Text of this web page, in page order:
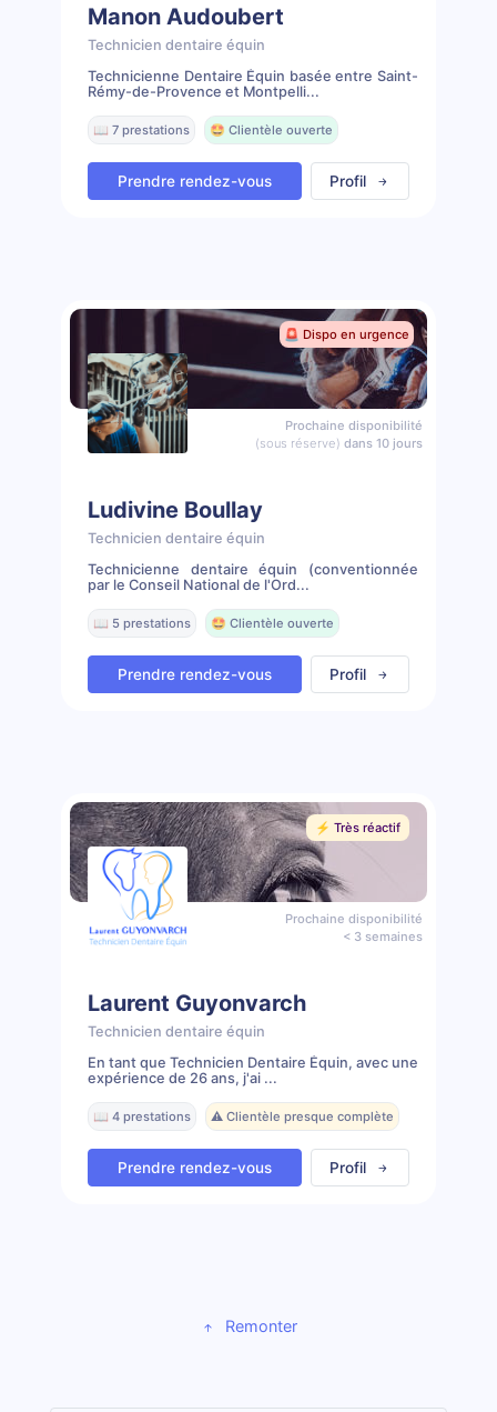
Manon Audoubert
Technicien dentaire équin
Technicienne Dentaire Équin basée entre Saint-
Rémy-de-Provence et Montpelli...
📖 7 prestations 🤩 Clientèle ouverte
Prendre rendez-vous Profil
🚨 Dispo en urgence
Prochaine disponibilité
(sous réserve) dans 10 jours
Ludivine Boullay
Technicien dentaire équin
Technicienne dentaire équin (conventionnée
par le Conseil National de l'Ord...
📖 5 prestations 🤩 Clientèle ouverte
Prendre rendez-vous Profil
⚡️ Très réactif
Prochaine disponibilité
< 3 semaines
Laurent Guyonvarch
Technicien dentaire équin
En tant que Technicien Dentaire Équin, avec une
expérience de 26 ans, j'ai ...
📖 4 prestations ⚠️ Clientèle presque complète
Prendre rendez-vous Profil
Remonter